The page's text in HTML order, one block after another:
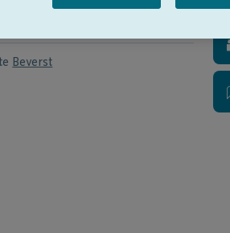
Beverst